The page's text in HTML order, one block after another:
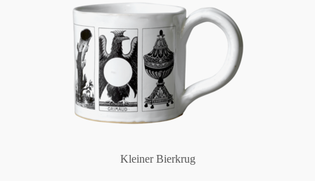
Kleiner Bierkrug